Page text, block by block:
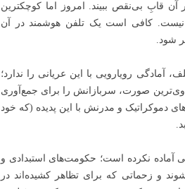
قابِ بی‌نقص ببیند. امروز اما کوچکترین
نیست. کافی است یک تلفن هوشمند در آن
شود.
رویارویی با این عریانی را ندارد؛
صورت، سربازانش را برای جمع‌آوری
دموکراتیک و مدرنش با این پدیده (که خود
آماده نکرده است؛ حکومت‌های استبدادی و
و زحماتی که برای تظاهر کشیده‌اند در